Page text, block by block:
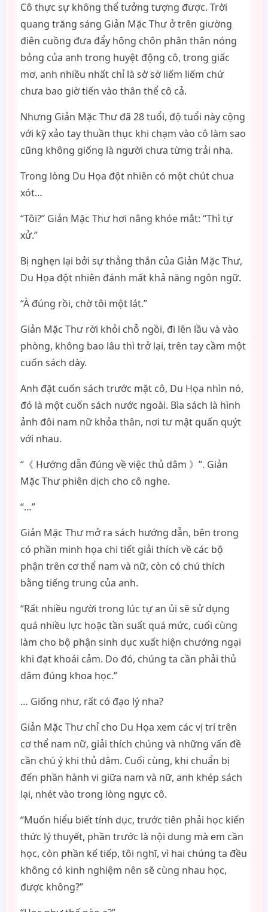
Cô thực sự không thể tưởng tượng được. Trời
quang trăng sáng Giản Mặc Thư ở trên giường
điên cuồng đưa đẩy hông chôn phân thân nóng
bỏng của anh trong huyệt động cô, trong giấc
mơ, anh nhiều nhất chỉ là sờ sờ liếm liếm chứ
chưa bao giờ tiến vào thân thể cô cả.
Nhưng Giản Mặc Thư đã 28 tuổi, độ tuổi này cộng
với kỹ xảo tay thuần thục khi chạm vào cô làm sao
cũng không giống là người chưa từng trải nha.
Trong lòng Du Họa đột nhiên có một chút chua
xót…
“Tôi?” Giản Mặc Thư hơi nâng khóe mắt: “Thì tự
xử.”
Bị nghẹn lại bởi sự thẳng thắn của Giản Mặc Thư,
Du Họa đột nhiên đánh mất khả năng ngôn ngữ.
“À đúng rồi, chờ tôi một lát.”
Giản Mặc Thư rời khỏi chỗ ngồi, đi lên lầu và vào
phòng, không bao lâu thì trở lại, trên tay cầm một
cuốn sách dày.
Anh đặt cuốn sách trước mặt cô, Du Họa nhìn nó,
đó là một cuốn sách nước ngoài. Bìa sách là hình
ảnh đôi nam nữ khỏa thân, nơi tư mật quấn quýt
với nhau.
“《 Hướng dẫn đúng về việc thủ dâm 》”. Giản
Mặc Thư phiên dịch cho cô nghe.
“…”
Giản Mặc Thư mở ra sách hướng dẫn, bên trong
có phần minh họa chi tiết giải thích về các bộ
phận trên cơ thể nam và nữ, còn có chú thích
bằng tiếng trung của anh.
“Rất nhiều người trong lúc tự an ủi sẽ sử dụng
quá nhiều lực hoặc tần suất quá mức, cuối cùng
làm cho bộ phận sinh dục xuất hiện chướng ngại
khi đạt khoái cảm. Do đó, chúng ta cần phải thủ
dâm đúng khoa học.”
… Giống như, rất có đạo lý nha?
Giản Mặc Thư chỉ cho Du Họa xem các vị trí trên
cơ thể nam nữ, giải thích chúng và những vấn đề
cần chú ý khi thủ dâm. Cuối cùng, khi chuẩn bị
đến phần hành vi giữa nam và nữ, anh khép sách
lại, nhét vào trong lòng ngực cô.
“Muốn hiểu biết tính dục, trước tiên phải học kiến
thức lý thuyết, phần trước là nội dung mà em cần
học, còn phần kế tiếp, tôi nghĩ, vì hai chúng ta đều
không có kinh nghiệm nên sẽ cùng nhau học,
được không?”